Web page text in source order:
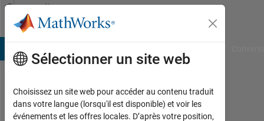
Passer au contenu
Community
Profile
Korrawit
Sélectionner un site web
Choisissez un site web pour accéder au contenu traduit
dans votre langue (lorsqu'il est disponible) et voir les
événements et les offres locales. D’après votre position,